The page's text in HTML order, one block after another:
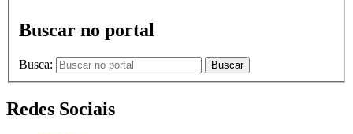
Buscar no portal
Busca: Buscar
Redes Sociais